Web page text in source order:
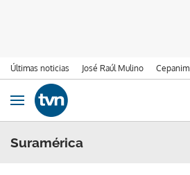
Últimas noticias José Raúl Mulino Cepanim
Ir al contenido
Obrir navegació
Suramérica